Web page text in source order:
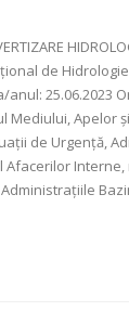
de
25.06.2023
Mediului, Apelor
de Urgenţă,
Interne,